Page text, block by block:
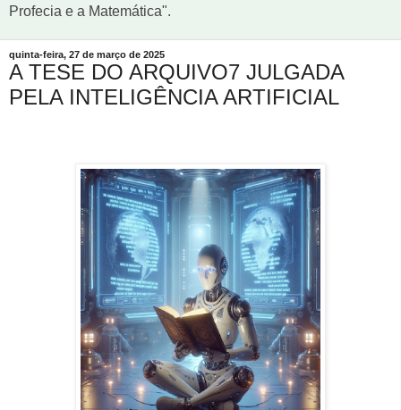
Profecia e a Matemática".
quinta-feira, 27 de março de 2025
A TESE DO ARQUIVO7 JULGADA
PELA INTELIGÊNCIA ARTIFICIAL